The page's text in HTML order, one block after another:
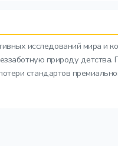
исследований мира и
природу
стандартов